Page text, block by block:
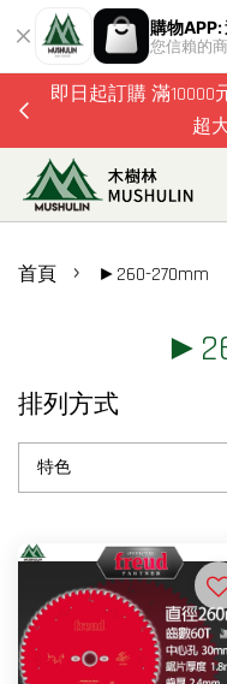
購物APP:
您信賴的
即日起訂購 滿10000
超
首頁 › ►260-270mm
排列方式